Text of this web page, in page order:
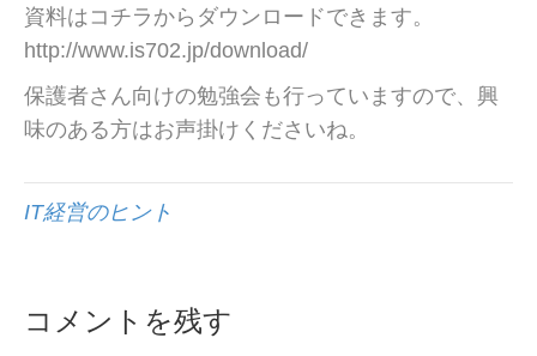
資料はコチラからダウンロードできます。
http://www.is702.jp/download/
保護者さん向けの勉強会も行っていますので、興
味のある方はお声掛けくださいね。
IT経営のヒント
コメントを残す